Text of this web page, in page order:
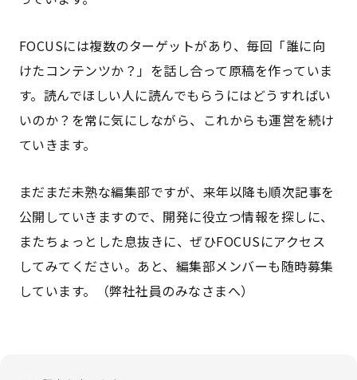
FOCUSには複数のターゲットがあり、毎回「誰に向
けたコンテンツか？」を話し合って原稿を作っていま
す。読んでほしい人に読んでもらうにはどうすればい
いのか？を常に気にしながら、これからも運営を続け
ていきます。
まだまだ未熟な編集部ですが、来年以降も順次記事を
公開していきますので、開発に役立つ情報を探しに、
またちょっとした息抜きに、ぜひFOCUSにアクセス
してみてください。あと、編集部メンバーも随時募集
しています。（弊社社員のみなさまへ）